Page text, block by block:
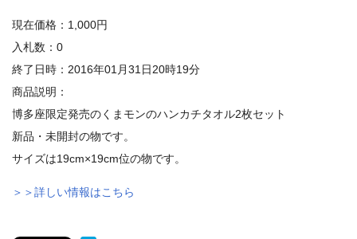
現在価格：1,000円
入札数：0
終了日時：2016年01月31日20時19分
商品説明：
博多座限定発売のくまモンのハンカチタオル2枚セット
新品・未開封の物です。
サイズは19cm×19cm位の物です。
＞＞詳しい情報はこちら